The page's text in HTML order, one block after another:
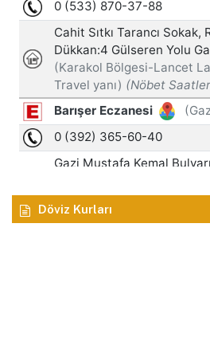
Döviz Kurları